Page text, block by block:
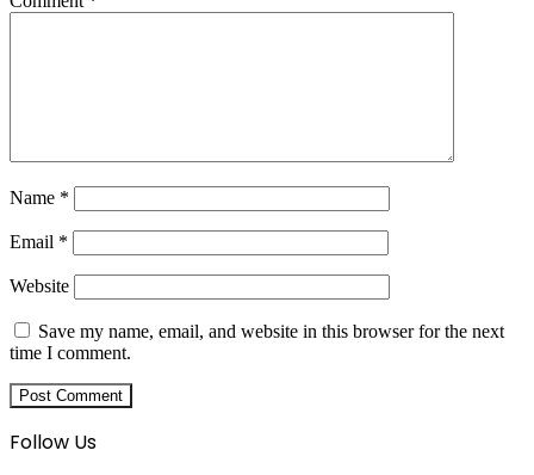
Name *
Email *
Website
Save my name, email, and website in this browser for the next
time I comment.
Follow Us